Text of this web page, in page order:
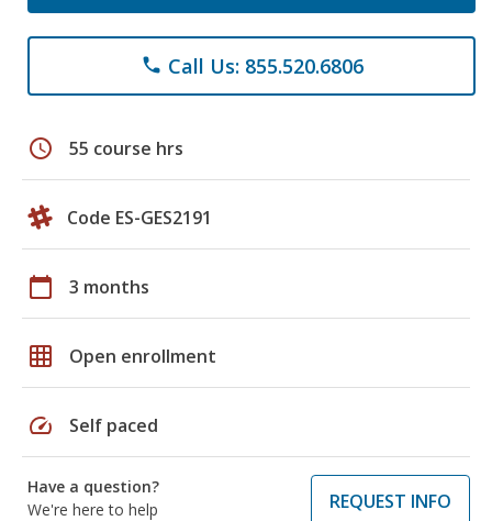
phone Call Us: 855.520.6806
schedule 55 course hrs
Code ES-GES2191
calendar_today 3 months
grid_on Open enrollment
speed Self paced
Have a question?
We're here to help
REQUEST INFO